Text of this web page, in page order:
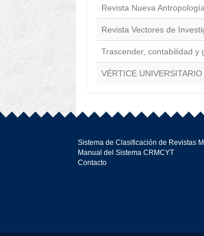
Revista Nueva Antropología
Revista Vectores de
Trascender, contabilidad y
VÉRTICE UNIVERSITARIO
Sistema de Clasificación de Revistas
Manual del Sistema CRMCYT
Contacto